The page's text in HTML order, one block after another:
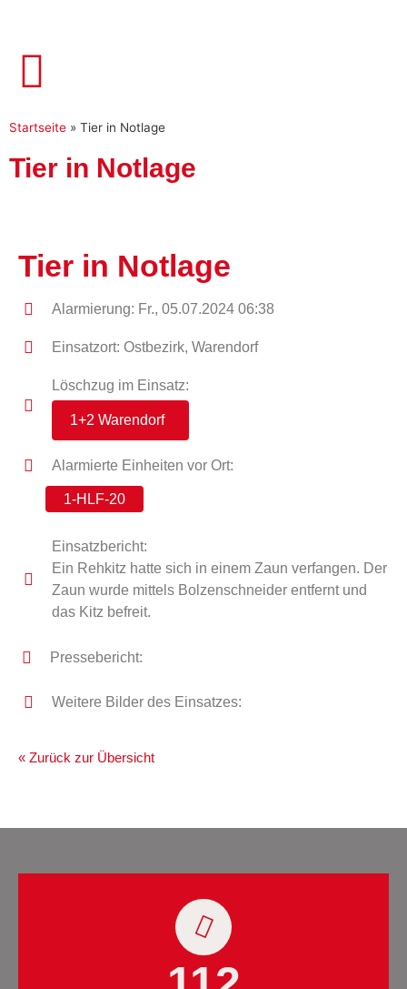
Startseite » Tier in Notlage
Tier in Notlage
Tier in Notlage
Alarmierung: Fr., 05.07.2024 06:38
Einsatzort: Ostbezirk, Warendorf
Löschzug im Einsatz:
1+2 Warendorf
Alarmierte Einheiten vor Ort:
1-HLF-20
Einsatzbericht:
Ein Rehkitz hatte sich in einem Zaun verfangen. Der
Zaun wurde mittels Bolzenschneider entfernt und
das Kitz befreit.
Pressebericht:
Weitere Bilder des Einsatzes:
« Zurück zur Übersicht